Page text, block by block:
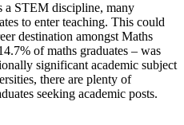
a STEM discipline, many
to enter teaching. This could
destination amongst Maths
of maths graduates – was
significant academic subject
there are plenty of
seeking academic posts.